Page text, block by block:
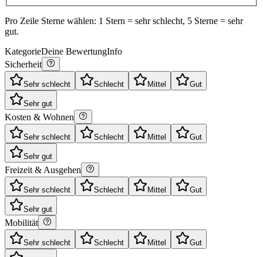
Pro Zeile Sterne wählen: 1 Stern = sehr schlecht, 5 Sterne = sehr
gut.
KategorieDeine BewertungInfo
Sicherheit
Sehr schlecht Schlecht Mittel Gut
Sehr gut
Kosten & Wohnen
Sehr schlecht Schlecht Mittel Gut
Sehr gut
Freizeit & Ausgehen
Sehr schlecht Schlecht Mittel Gut
Sehr gut
Mobilität
Sehr schlecht Schlecht Mittel Gut